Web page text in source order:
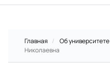
Главная / Об университете
Николаевна